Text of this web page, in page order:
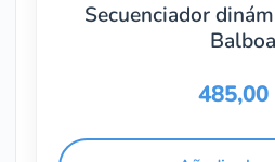
Secuenciador
Balboa
485,00